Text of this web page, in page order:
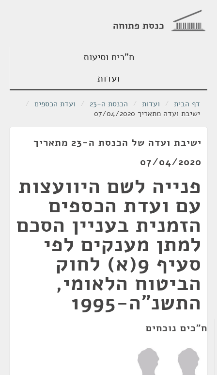
כנסת פתוחה
ח"כים וסיעות
ועדות
דף הבית / ועדות / הכנסת ה-23 / ועדת הכספים /
ישיבת ועדה מתאריך 07/04/2020
ישיבת ועדה של הכנסת ה-23 מתאריך
07/04/2020
פנייה לשם היוועצות
עם ועדת הכספים
הזמנית בעניין הסכם
למתן מענקים לפי
סעיף 9(א) לחוק
הביטוח הלאומי,
התשנ"ה-1995
ח"כים נוכחים